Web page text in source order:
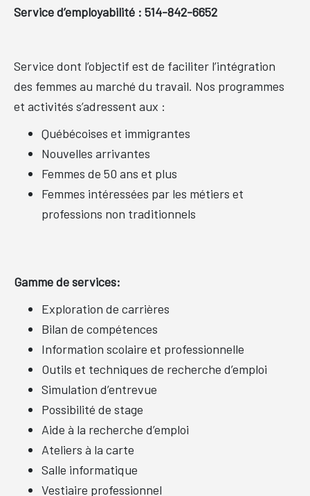
Service d’employabilité : 514-842-6652
Service dont l’objectif est de faciliter l’intégration
des femmes au marché du travail. Nos programmes
et activités s’adressent aux :
Québécoises et immigrantes
Nouvelles arrivantes
Femmes de 50 ans et plus
Femmes intéressées par les métiers et
professions non traditionnels
Gamme de services:
Exploration de carrières
Bilan de compétences
Information scolaire et professionnelle
Outils et techniques de recherche d’emploi
Simulation d’entrevue
Possibilité de stage
Aide à la recherche d’emploi
Ateliers à la carte
Salle informatique
Vestiaire professionnel